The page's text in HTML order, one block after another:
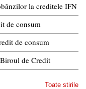
la creditele IFN
de consum
de consum
de Credit
Toate stirile